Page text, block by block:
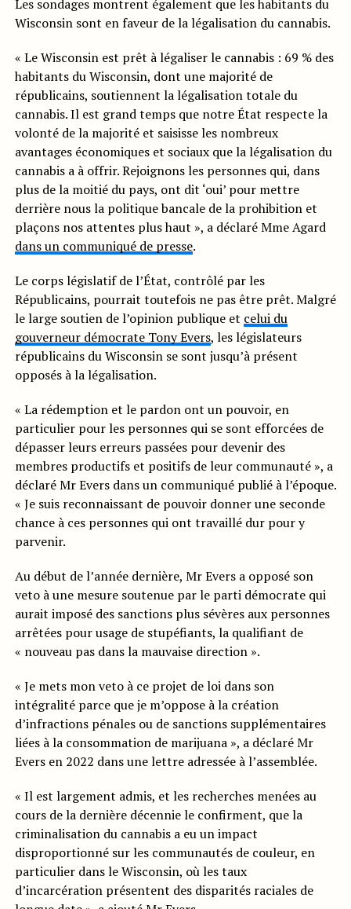
Les sondages montrent également que les habitants du
Wisconsin sont en faveur de la légalisation du cannabis.
« Le Wisconsin est prêt à légaliser le cannabis : 69 % des
habitants du Wisconsin, dont une majorité de
républicains, soutiennent la légalisation totale du
cannabis. Il est grand temps que notre État respecte la
volonté de la majorité et saisisse les nombreux
avantages économiques et sociaux que la légalisation du
cannabis a à offrir. Rejoignons les personnes qui, dans
plus de la moitié du pays, ont dit ‘oui’ pour mettre
derrière nous la politique bancale de la prohibition et
plaçons nos attentes plus haut », a déclaré Mme Agard
dans un communiqué de presse.
Le corps législatif de l’État, contrôlé par les
Républicains, pourrait toutefois ne pas être prêt. Malgré
le large soutien de l’opinion publique et celui du
gouverneur démocrate Tony Evers, les législateurs
républicains du Wisconsin se sont jusqu’à présent
opposés à la légalisation.
« La rédemption et le pardon ont un pouvoir, en
particulier pour les personnes qui se sont efforcées de
dépasser leurs erreurs passées pour devenir des
membres productifs et positifs de leur communauté », a
déclaré Mr Evers dans un communiqué publié à l’époque.
« Je suis reconnaissant de pouvoir donner une seconde
chance à ces personnes qui ont travaillé dur pour y
parvenir.
Au début de l’année dernière, Mr Evers a opposé son
veto à une mesure soutenue par le parti démocrate qui
aurait imposé des sanctions plus sévères aux personnes
arrêtées pour usage de stupéfiants, la qualifiant de
« nouveau pas dans la mauvaise direction ».
« Je mets mon veto à ce projet de loi dans son
intégralité parce que je m’oppose à la création
d’infractions pénales ou de sanctions supplémentaires
liées à la consommation de marijuana », a déclaré Mr
Evers en 2022 dans une lettre adressée à l’assemblée.
« Il est largement admis, et les recherches menées au
cours de la dernière décennie le confirment, que la
criminalisation du cannabis a eu un impact
disproportionné sur les communautés de couleur, en
particulier dans le Wisconsin, où les taux
d’incarcération présentent des disparités raciales de